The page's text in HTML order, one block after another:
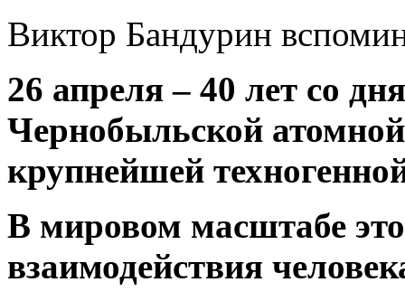
Виктор Бандурин
26 апреля – 40 лет со
Чернобыльской
крупнейшей
В мировом масштабе
взаимодействия